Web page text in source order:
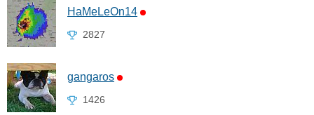
HaMeLeOn14
2827
gangaros
1426